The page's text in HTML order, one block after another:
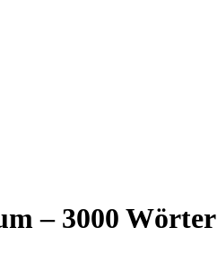
– 3000 Wörter